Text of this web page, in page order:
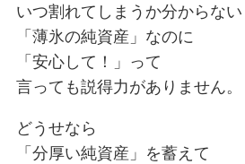
いつ割れてしまうか分からない
「薄氷の純資産」なのに
「安心して！」って
言っても説得力がありません。
どうせなら
「分厚い純資産」を蓄えて